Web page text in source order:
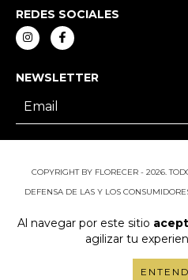
Al navegar por este sitio
agilizar tu
REDES SOCIALES
NEWSLETTER
COPYRIGHT BY FLORECER - 2026.
DEFENSA DE LAS Y LOS